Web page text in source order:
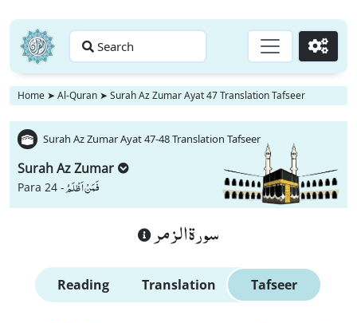
Search Go
Home ➤ Al-Quran ➤ Surah Az Zumar Ayat 47 Translation Tafseer
Surah Az Zumar Ayat 47-48 Translation Tafseer
Surah Az Zumar
Para 24 -فَمَنْ اَظْلَمُ
سورة الزمر
Reading Translation Tafseer